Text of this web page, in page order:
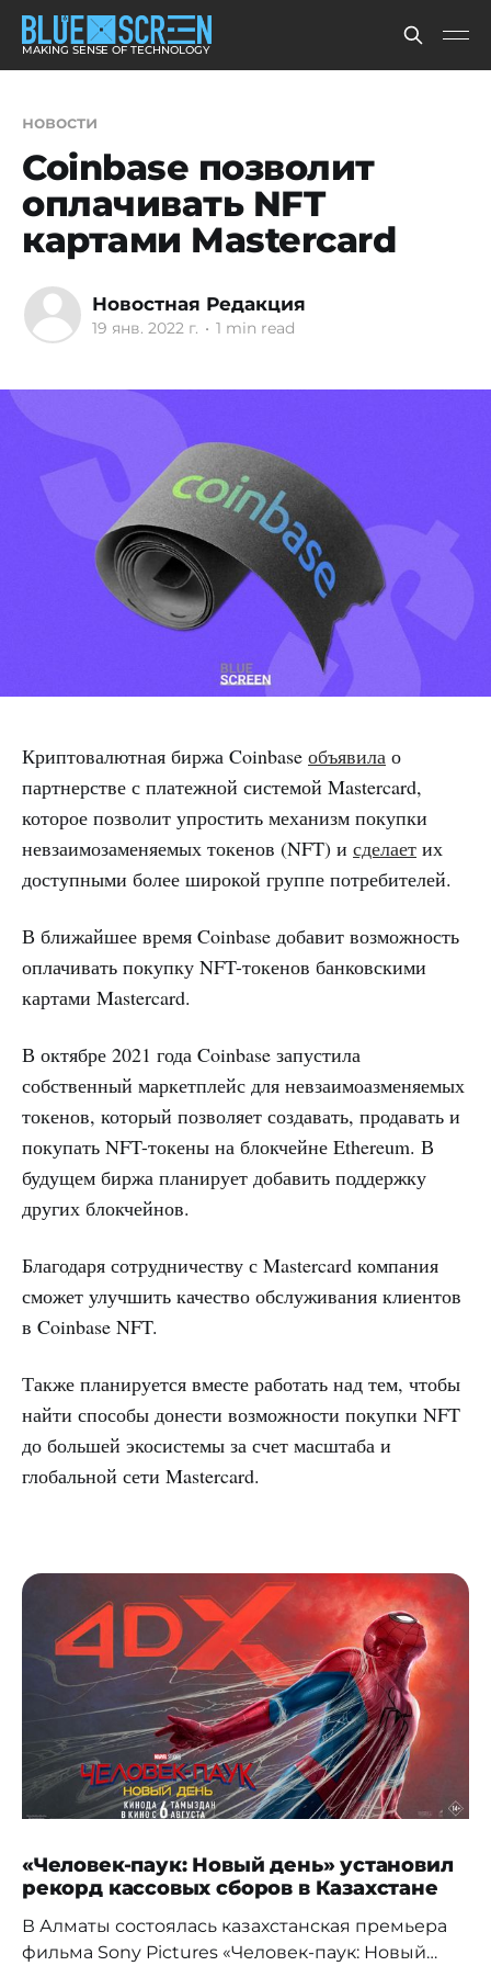
MAKING SENSE OF TECHNOLOGY
новости
Coinbase позволит
оплачивать NFT
картами Mastercard
Новостная Редакция
19 янв. 2022 г. • 1 min read
Криптовалютная биржа Coinbase объявила о
партнерстве с платежной системой Mastercard,
которое позволит упростить механизм покупки
невзаимозаменяемых токенов (NFT) и сделает их
доступными более широкой группе потребителей.
В ближайшее время Coinbase добавит возможность
оплачивать покупку NFT-токенов банковскими
картами Mastercard.
В октябре 2021 года Coinbase запустила
собственный маркетплейс для невзаимоазменяемых
токенов, который позволяет создавать, продавать и
покупать NFT-токены на блокчейне Ethereum. В
будущем биржа планирует добавить поддержку
других блокчейнов.
Благодаря сотрудничеству с Mastercard компания
сможет улучшить качество обслуживания клиентов
в Coinbase NFT.
Также планируется вместе работать над тем, чтобы
найти способы донести возможности покупки NFT
до большей экосистемы за счет масштаба и
глобальной сети Mastercard.
«Человек-паук: Новый день» установил
рекорд кассовых сборов в Казахстане
В Алматы состоялась казахстанская премьера
фильма Sony Pictures «Человек-паук: Новый